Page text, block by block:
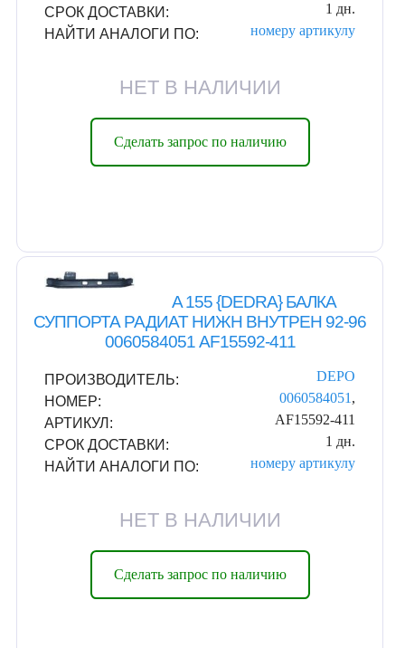
СРОК ДОСТАВКИ:
1 дн.
НАЙТИ АНАЛОГИ ПО:
номеру артикулу
НЕТ В НАЛИЧИИ
Сделать запрос по наличию
A 155 {DEDRA} БАЛКА
СУППОРТА РАДИАТ НИЖН ВНУТРЕН 92-96
0060584051 AF15592-411
ПРОИЗВОДИТЕЛЬ:
DEPO
НОМЕР:
0060584051,
АРТИКУЛ:
AF15592-411
СРОК ДОСТАВКИ:
1 дн.
НАЙТИ АНАЛОГИ ПО:
номеру артикулу
НЕТ В НАЛИЧИИ
Сделать запрос по наличию